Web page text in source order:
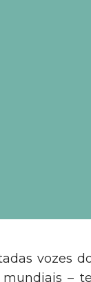
vozes
–